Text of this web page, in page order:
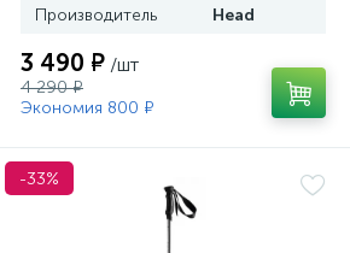
Производитель Head
3 490 ₽ /шт
4 290 ₽
Экономия 800 ₽
-33%